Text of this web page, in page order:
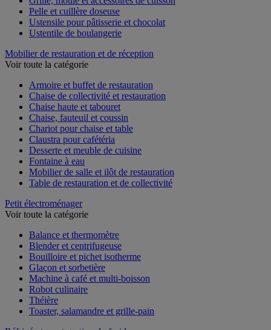
Grille, moule et accessoires de cuisson
Pelle et cuillère doseuse
Ustensile pour pâtisserie et chocolat
Mobilier de restauration et de réception
Armoire et buffet de restauration
Chaise de collectivité et restauration
Chaise haute et tabouret
Chaise, fauteuil et coussin
Chariot pour chaise et table
Claustra pour cafétéria
Desserte et meuble de cuisine
Fontaine à eau
Mobilier de salle et ilôt de restauration
Petit électroménager
Balance et thermomètre
Blender et centrifugeuse
Bouilloire et pichet isotherme
Glaçon et sorbetière
Machine à café et multi-boisson
Robot culinaire
Théière